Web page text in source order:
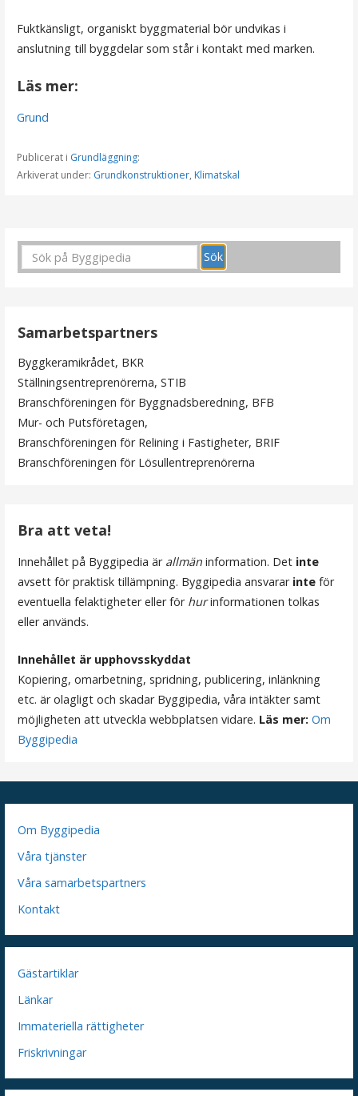
Fuktkänsligt, organiskt byggmaterial bör undvikas i
anslutning till byggdelar som står i kontakt med marken.
Läs mer:
Grund
Publicerat i Grundläggning:
Arkiverat under: Grundkonstruktioner, Klimatskal
g
n
n
Samarbetspartners
Byggkeramikrådet, BKR
Ställningsentreprenörerna, STIB
Branschföreningen för Byggnadsberedning, BFB
Mur- och Putsföretagen,
Branschföreningen för Relining i Fastigheter, BRIF
Branschföreningen för Lösullentreprenörerna
Bra att veta!
Innehållet på Byggipedia är allmän information. Det inte
avsett för praktisk tillämpning. Byggipedia ansvarar inte för
eventuella felaktigheter eller för hurinformationen tolkas
eller används.
Innehållet är upphovsskyddat
Kopiering, omarbetning, spridning, publicering, inlänkning
etc. är olagligt och skadar Byggipedia, våra intäkter samt
möjligheten att utveckla webbplatsen vidare. Läs mer: Om
Byggipedia
Om Byggipedia
Våra tjänster
Våra samarbetspartners
Kontakt
Gästartiklar
Länkar
Immateriella rättigheter
Friskrivningar